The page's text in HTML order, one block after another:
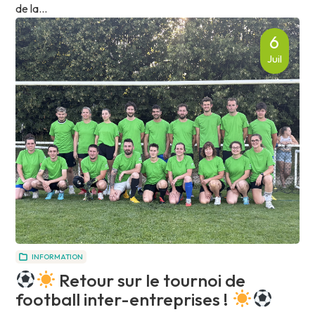
de la...
6
Juil
INFORMATION
Retour sur le tournoi de
football inter-entreprises !